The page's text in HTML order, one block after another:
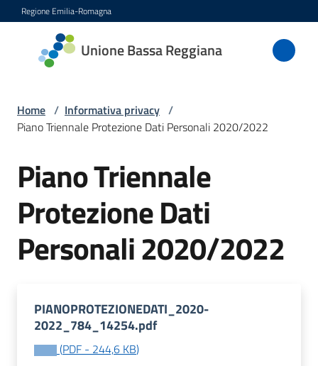
Vai al contenuto
Vai alla navigazione
Vai al footer
Regione Emilia-Romagna
Unione Bassa Reggiana
Unione
Bassa
Novità
Home / Informativa privacy /
Piano Triennale Protezione Dati Personali 2020/2022
Piano Triennale
Protezione Dati
Personali 2020/2022
PIANOPROTEZIONEDATI_2020-
2022_784_14254.pdf
(PDF - 244,6 KB)